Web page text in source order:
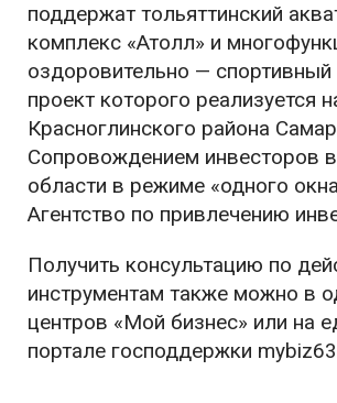
поддержат тольяттинский
комплекс «Атолл» и
оздоровительно — спортивный
проект которого реализуется
Красноглинского района
Сопровождением инвесторов
области в режиме «одного
Агентство по привлечению
Получить консультацию по
инструментам также можно в
центров «Мой бизнес» или на
портале господдержки